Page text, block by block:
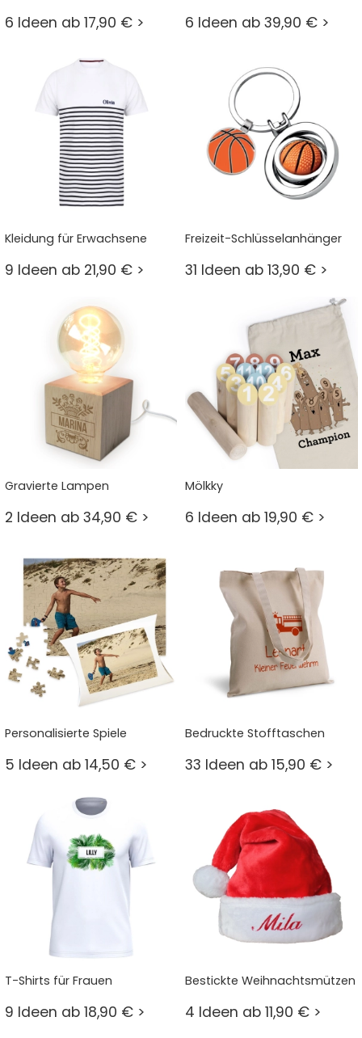
6 Ideen ab 17,90 € > 6 Ideen ab 39,90 € >
Kleidung für Erwachsene
9 Ideen ab 21,90 € >
Freizeit-Schlüsselanhänger
31 Ideen ab 13,90 € >
Gravierte Lampen
2 Ideen ab 34,90 € >
Mölkky
6 Ideen ab 19,90 € >
Personalisierte Spiele
5 Ideen ab 14,50 € >
Bedruckte Stofftaschen
33 Ideen ab 15,90 € >
T-Shirts für Frauen
9 Ideen ab 18,90 € >
Bestickte Weihnachtsmützen
4 Ideen ab 11,90 € >